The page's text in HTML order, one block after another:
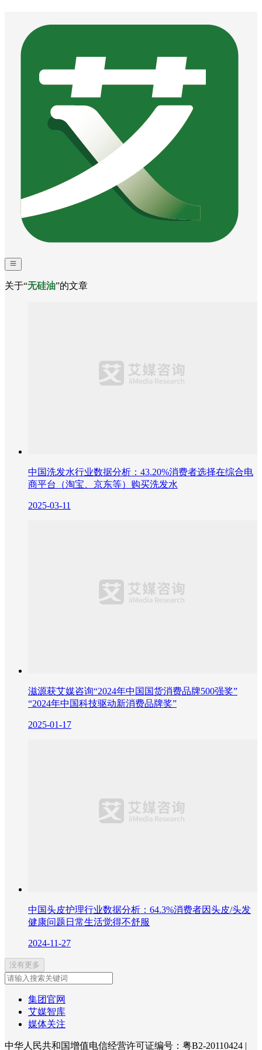
关于“无硅油”的文章
中国洗发水行业数据分析：43.20%消费者选择在综合电
商平台（淘宝、京东等）购买洗发水
2025-03-11
滋源获艾媒咨询“2024年中国国货消费品牌500强奖”
“2024年中国科技驱动新消费品牌奖”
2025-01-17
中国头皮护理行业数据分析：64.3%消费者因头皮/头发
健康问题日常生活觉得不舒服
2024-11-27
没有更多
集团官网
艾媒智库
媒体关注
中华人民共和国增值电信经营许可证编号：粤B2-20110424 |